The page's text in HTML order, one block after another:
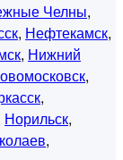
Челны,
, Нефтекамск,
, Нижний
,
,
Норильск,
,